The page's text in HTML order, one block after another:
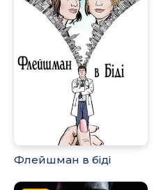
Флейшман в біді